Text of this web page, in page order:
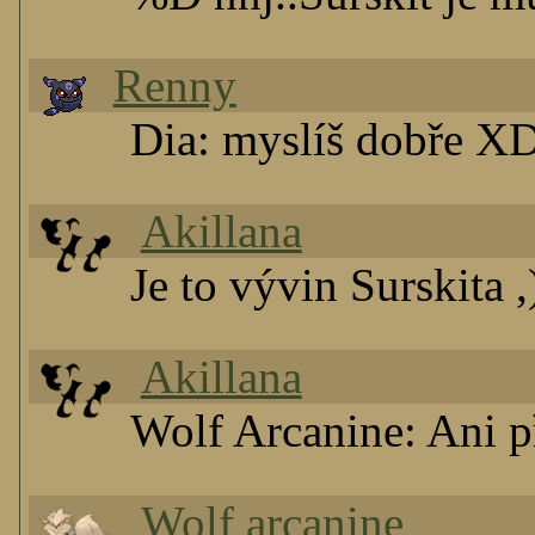
Renny
Dia: myslíš dobře
Akillana
Je to vývin Surskita
Akillana
Wolf Arcanine: Ani
Wolf arcanine